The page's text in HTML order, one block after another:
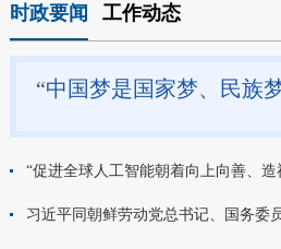
时政要闻 工作动态